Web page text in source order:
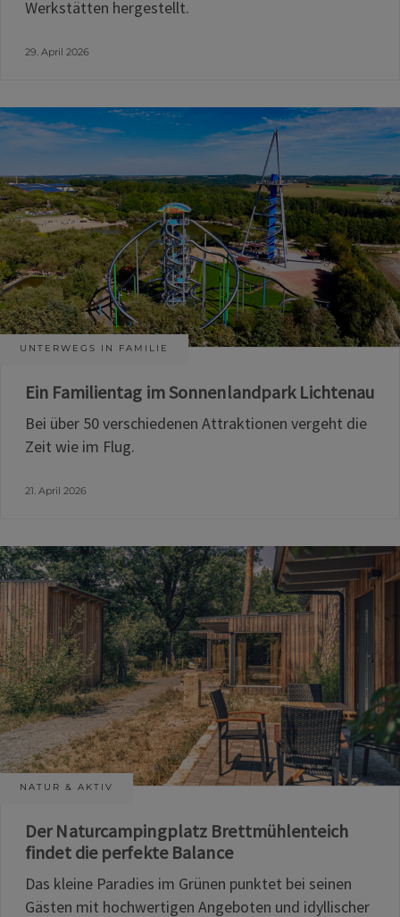
Werkstätten hergestellt.
29. April 2026
UNTERWEGS IN FAMILIE
Ein Familientag im Sonnenlandpark Lichtenau
Bei über 50 verschiedenen Attraktionen vergeht die
Zeit wie im Flug.
21. April 2026
NATUR & AKTIV
Der Naturcampingplatz Brettmühlenteich
findet die perfekte Balance
Das kleine Paradies im Grünen punktet bei seinen
Gästen mit hochwertigen Angeboten und idyllischer